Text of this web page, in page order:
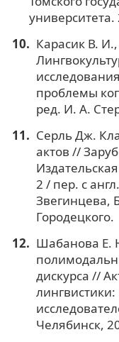
Карасик В.
проблемы
ред. И. А.
Серль Дж.
актов //
2 / пер. с
Звегинцева,
Городецкого.
Шабанова Е.
дискурса //
Челябинск,